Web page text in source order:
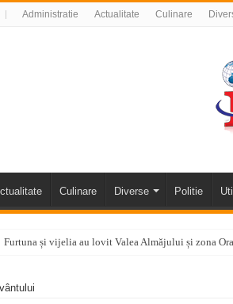
Administratie Actualitate Culinare
Culinare Diverse Politie
Furtuna și vijelia au lovit Valea Almăjului și zona
ANUNŢ OPRIRE ANUNŢ OPRIRE APĂ în ORAVIȚA
vântului